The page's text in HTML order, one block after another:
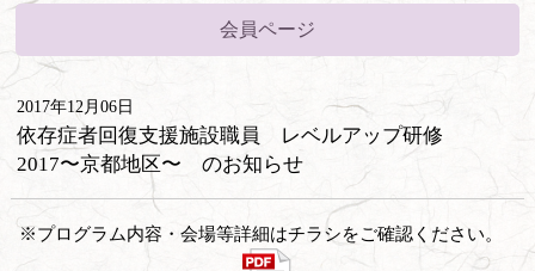
会員ページ
2017年12月06日
依存症者回復支援施設職員 レベルアップ研修
2017〜京都地区〜 のお知らせ
※プログラム内容・会場等詳細はチラシをご確認ください。